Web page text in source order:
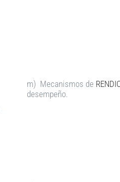
m) Mecanismos de
desempeño.